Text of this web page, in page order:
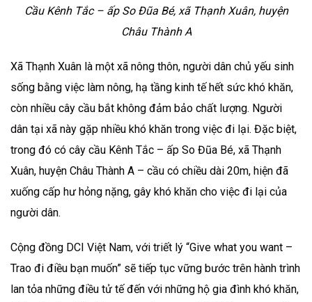
Cầu Kênh Tắc – ấp So Đũa Bé, xã Thạnh Xuân, huyện
Châu Thành A
Xã Thạnh Xuân là một xã nông thôn, người dân chủ yếu sinh
sống bằng việc làm nông, hạ tầng kinh tế hết sức khó khăn,
còn nhiều cây cầu bắt không đảm bảo chất lượng. Người
dân tại xã này gặp nhiều khó khăn trong việc đi lại. Đặc biệt,
trong đó có cây cầu Kênh Tắc – ấp So Đũa Bé, xã Thạnh
Xuân, huyện Châu Thành A – cầu có chiều dài 20m, hiện đã
xuống cấp hư hỏng nặng, gây khó khăn cho việc đi lại của
người dân.
Cộng đồng DCI Việt Nam, với triết lý “Give what you want –
Trao đi điều bạn muốn” sẽ tiếp tục vững bước trên hành trình
lan tỏa những điều tử tế đến với những hộ gia đình khó khăn,